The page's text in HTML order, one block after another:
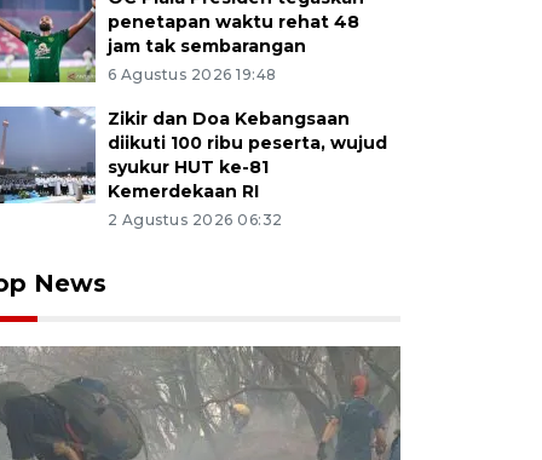
penetapan waktu rehat 48
jam tak sembarangan
6 Agustus 2026 19:48
Zikir dan Doa Kebangsaan
diikuti 100 ribu peserta, wujud
syukur HUT ke-81
Kemerdekaan RI
2 Agustus 2026 06:32
News